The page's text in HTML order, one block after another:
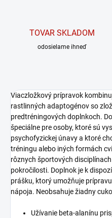
TOVAR SKLADOM
odosielame ihneď
Viaczložkový prípravok
rastlinných adaptogénov so
predtréningových doplnkoch.
špeciálne pre osoby, ktoré sú
psychofyzickej únavy a ktoré
tréningu alebo iných formách
rôznych športových
pokročilosti. Doplnok je k
prášku, ktorý umožňuje
nápoja. Neobsahuje žiadny
Užívanie beta-alanínu